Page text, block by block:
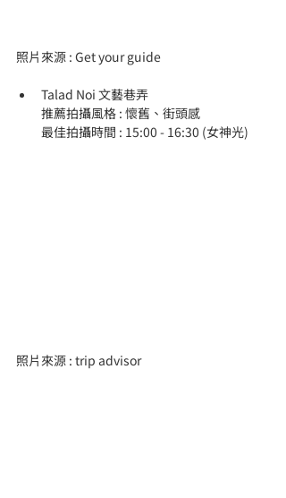
照片來源 : Get your guide
Talad Noi 文藝巷弄
推薦拍攝風格 : 懷舊、街頭感
最佳拍攝時間 : 15:00 - 16:30 (女神光)
照片來源 : trip advisor